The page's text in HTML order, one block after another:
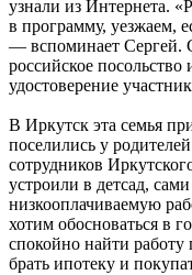
узнали из Интернета.
в программу, уезжаем,
— вспоминает Сергей.
российское посольство
удостоверение
В Иркутск эта семья
поселились у
сотрудников
устроили в детсад,
низкооплачиваемую
хотим обосноваться в
спокойно найти
брать ипотеку и